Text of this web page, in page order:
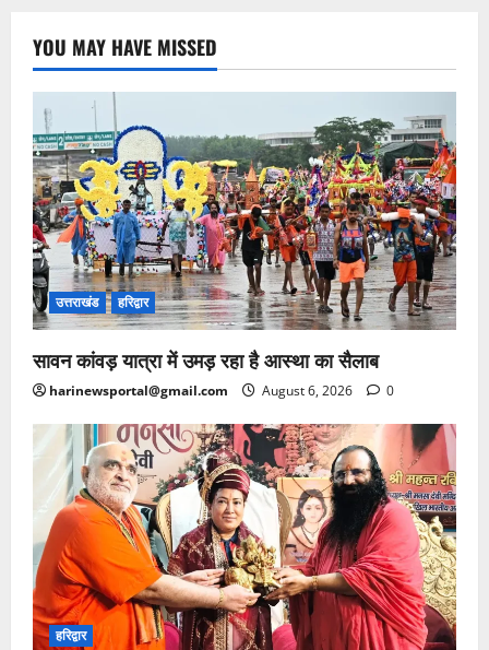
YOU MAY HAVE MISSED
उत्तराखंड हरिद्वार
सावन कांवड़ यात्रा में उमड़ रहा है आस्था का सैलाब
harinewsportal@gmail.com August 6, 2026 0
हरिद्वार